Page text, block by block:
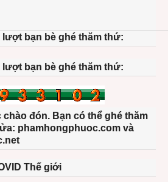
lượt bạn bè ghé thăm thứ:
lượt bạn bè ghé thăm thứ:
đón. Bạn có thể ghé thăm
phamhongphuoc.com và
Thế giới